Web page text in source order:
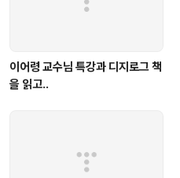
이어령 교수님 특강과 디지로그 책
을 읽고..